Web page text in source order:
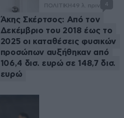
ΠΟΛΙΤΙΚΗ49 λ. πριν 4
Άκης Σκέρτσος: Από τον
Δεκέμβριο του 2018 έως το
2025 οι καταθέσεις φυσικών
προσώπων αυξήθηκαν από
106,4 δισ. ευρώ σε 148,7 δισ.
ευρώ